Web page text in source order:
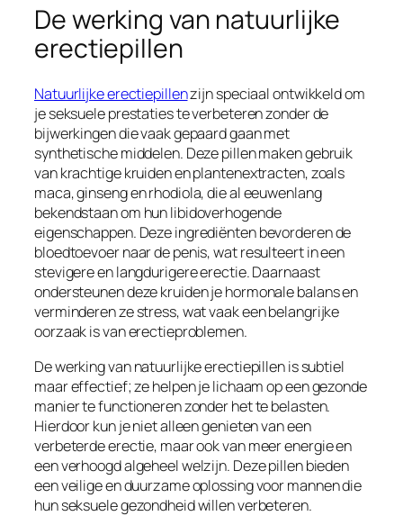
De werking van natuurlijke
erectiepillen
Natuurlijke erectiepillenzijn speciaal ontwikkeld om
je seksuele prestaties te verbeteren zonder de
bijwerkingen die vaak gepaard gaan met
synthetische middelen. Deze pillen maken gebruik
van krachtige kruiden en plantenextracten, zoals
maca, ginseng en rhodiola, die al eeuwenlang
bekendstaan om hun libidoverhogende
eigenschappen. Deze ingrediënten bevorderen de
bloedtoevoer naar de penis, wat resulteert in een
stevigere en langdurigere erectie. Daarnaast
ondersteunen deze kruiden je hormonale balans en
verminderen ze stress, wat vaak een belangrijke
oorzaak is van erectieproblemen.
De werking van natuurlijke erectiepillen is subtiel
maar effectief; ze helpen je lichaam op een gezonde
manier te functioneren zonder het te belasten.
Hierdoor kun je niet alleen genieten van een
verbeterde erectie, maar ook van meer energie en
een verhoogd algeheel welzijn. Deze pillen bieden
een veilige en duurzame oplossing voor mannen die
hun seksuele gezondheid willen verbeteren.